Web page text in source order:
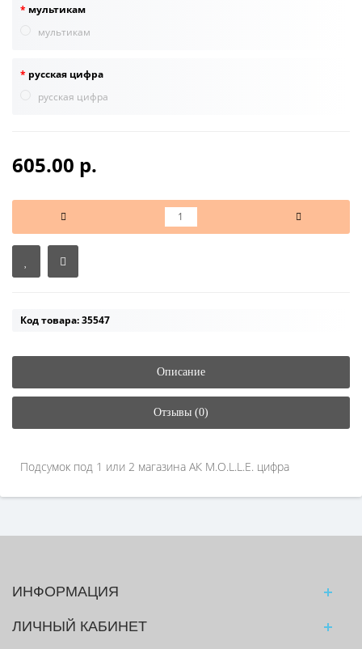
мультикам
мультикам
русская цифра
русская цифра
605.00 р.
Код товара: 35547
Описание
Отзывы (0)
Подсумок под 1 или 2 магазина АК M.O.L.L.E. цифра
ИНФОРМАЦИЯ
ЛИЧНЫЙ КАБИНЕТ